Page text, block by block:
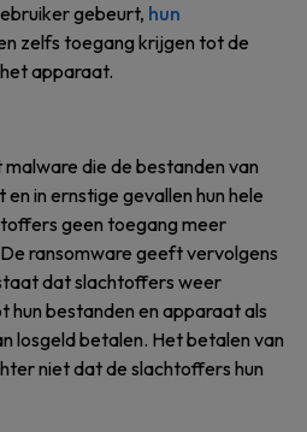
gebeurt, hun
zelfs toegang krijgen tot de
apparaat.
malware die de bestanden van
in ernstige gevallen hun hele
geen toegang meer
ransomware geeft vervolgens
dat slachtoffers weer
hun bestanden en apparaat als
losgeld betalen. Het betalen van
niet dat de slachtoffers hun